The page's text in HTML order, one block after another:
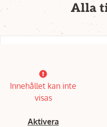
Alla
Innehållet kan inte
visas
Aktivera